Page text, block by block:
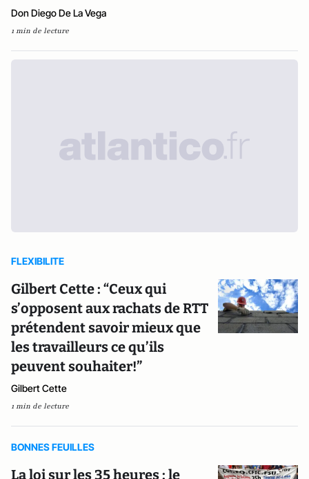
Don Diego De La Vega
1 min de lecture
FLEXIBILITE
Gilbert Cette : “Ceux qui
s’opposent aux rachats de RTT
prétendent savoir mieux que
les travailleurs ce qu’ils
peuvent souhaiter!”
Gilbert Cette
1 min de lecture
BONNES FEUILLES
La loi sur les 35 heures : le